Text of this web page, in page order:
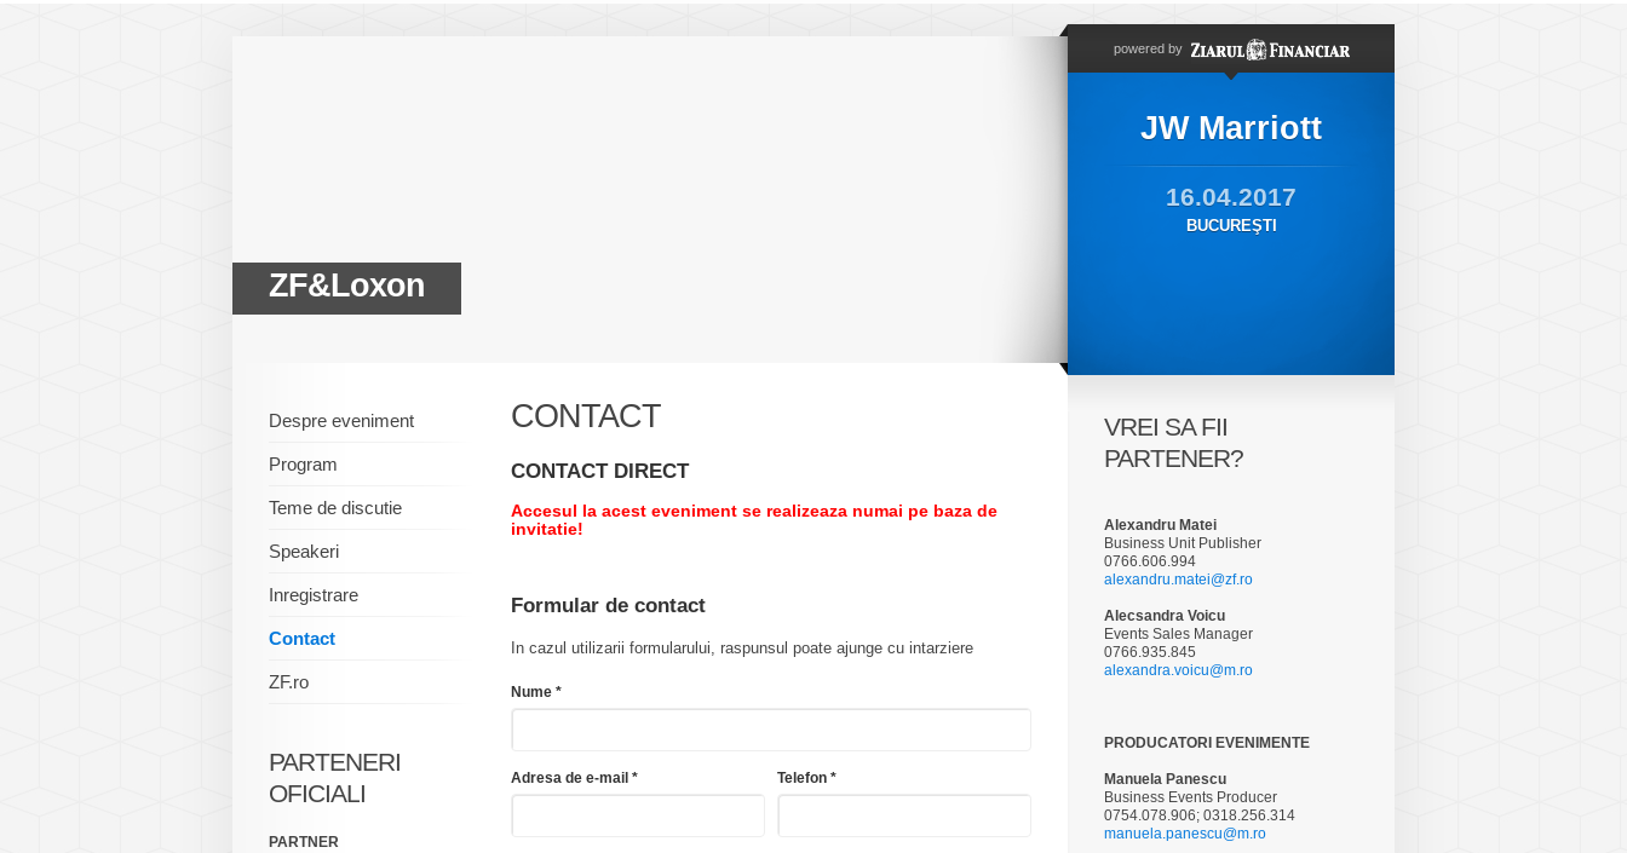
ZF&Loxon
powered by
JW Marriott
16.04.2017
BUCUREŞTI
Despre eveniment
Program
Teme de discutie
Speakeri
Inregistrare
Contact
ZF.ro
PARTENERI
OFICIALI
PARTNER
CONTACT
CONTACT DIRECT
Accesul la acest eveniment se realizeaza numai pe baza de
invitatie!
Formular de contact
In cazul utilizarii formularului, raspunsul poate ajunge cu intarziere
Nume *
Adresa de e-mail * Telefon *
VREI SA FII
PARTENER?
Alexandru Matei
Business Unit Publisher
0766.606.994
alexandru.matei@zf.ro
Alecsandra Voicu
Events Sales Manager
0766.935.845
alexandra.voicu@m.ro
PRODUCATORI EVENIMENTE
Manuela Panescu
Business Events Producer
0754.078.906; 0318.256.314
manuela.panescu@m.ro